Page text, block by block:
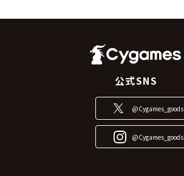
公式SNS
@Cygames_goods
@Cygames_goods